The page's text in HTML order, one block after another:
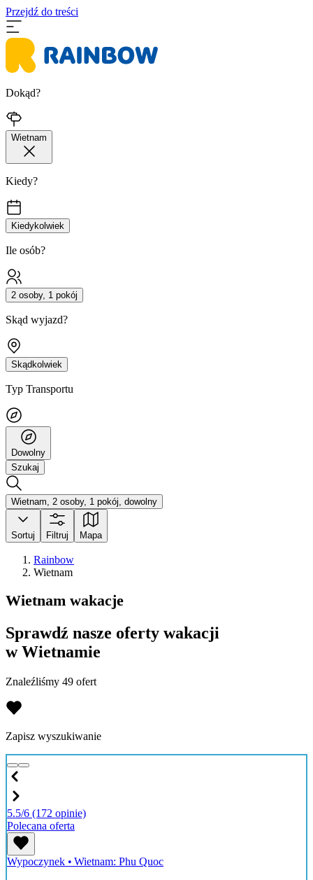
Przejdź do treści
Dokąd?
Wietnam
Kiedy?
Kiedykolwiek
Ile osób?
2 osoby, 1 pokój
Skąd wyjazd?
Skądkolwiek
Typ Transportu
Dowolny
Szukaj
Wietnam, 2 osoby, 1 pokój, dowolny
Sortuj Filtruj Mapa
Rainbow
Wietnam
Wietnam wakacje
Sprawdź nasze oferty wakacji
w Wietnamie
Znaleźliśmy 49 ofert
Zapisz wyszukiwanie
5.5/6 (172 opinie)
Polecana oferta
Wypoczynek • Wietnam: Phu Quoc